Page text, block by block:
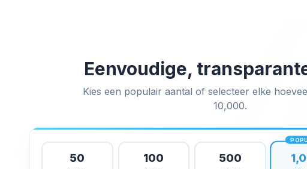
Eenvoudige,
Kies een populair aantal of selecteer elke
10,000.
50 100 500